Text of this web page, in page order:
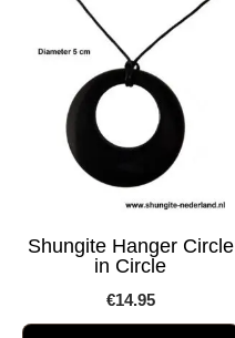
Shungite Hanger Circle
in Circle
€14.95